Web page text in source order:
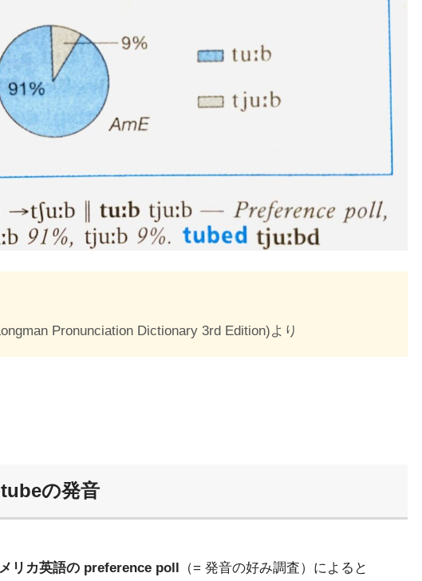
Pronunciation Dictionary 3rd Edition)より
の発音
リカ英語の preference poll （= 発音の好み調査）によると